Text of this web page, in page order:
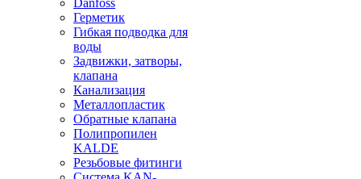
Danfoss
Герметик
Гибкая подводка для
воды
Задвижки, затворы,
клапана
Канализация
Металлопластик
Обратные клапана
Полипропилен
KALDE
Резьбовые фитинги